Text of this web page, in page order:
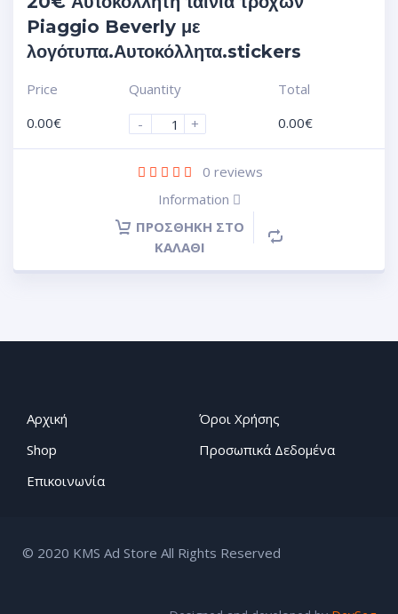
Piaggio Beverly με
λογότυπα.Αυτοκόλλητα.stickers
Price
0.00€
Quantity
-
+
Total
0.00€
0 reviews
Information
ΠΡΟΣΘΉΚΗ ΣΤΟ
ΚΑΛΆΘΙ
Αρχική
Shop
Επικοινωνία
Όροι Χρήσης
Προσωπικά Δεδομένα
© 2020 KMS Ad Store All Rights Reserved